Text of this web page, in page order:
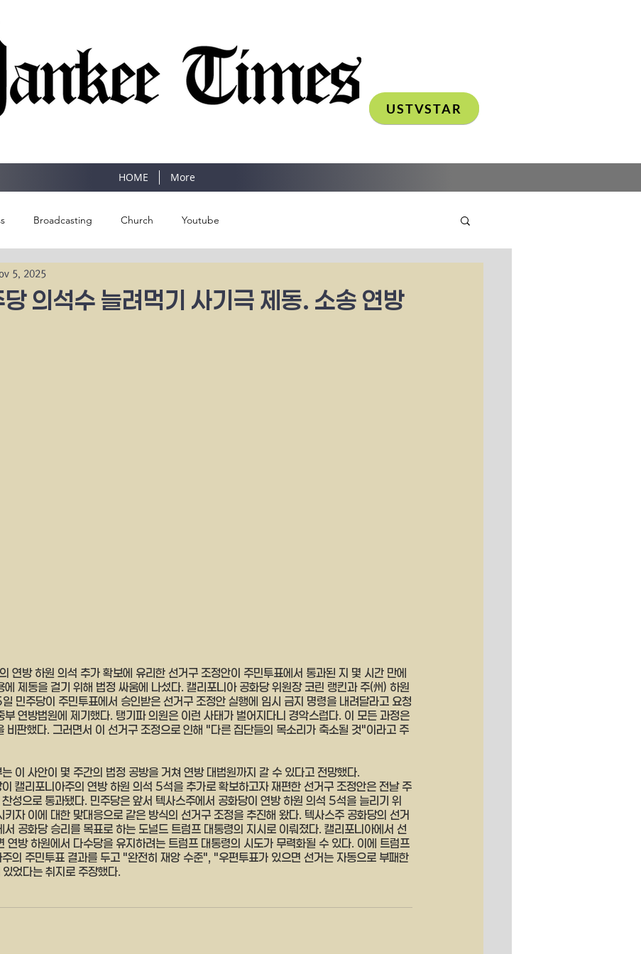
USTVSTAR
HOME More
Broadcasting Church Youtube
의석수 늘려먹기 사기극 제동. 소송 연방
5, 2025
연방 하원 의석 추가 확보에 유리한 선거구 조정안이 주민투표에서 통과된 지 몇 시간 만에
에 제동을 걸기 위해 법정 싸움에 나섰다. 캘리포니아 공화당 위원장 코린 랭킨과 주(州) 하원
민주당이 주민투표에서 승인받은 선거구 조정안 실행에 임시 금지 명령을 내려달라고 요청
부 연방법원에 제기했다. 탱기파 의원은 이런 사태가 벌어지다니 경악스럽다. 이 모든 과정은
비판했다. 그러면서 이 선거구 조정으로 인해 "다른 집단들의 목소리가 축소될 것"이라고 주
이 사안이 몇 주간의 법정 공방을 거쳐 연방 대법원까지 갈 수 있다고 전망했다.
캘리포니아주의 연방 하원 의석 5석을 추가로 확보하고자 재편한 선거구 조정안은 전날 주
성으로 통과됐다. 민주당은 앞서 텍사스주에서 공화당이 연방 하원 의석 5석을 늘리기 위
자 이에 대한 맞대응으로 같은 방식의 선거구 조정을 추진해 왔다. 텍사스주 공화당의 선거
서 공화당 승리를 목표로 하는 도널드 트럼프 대통령의 지시로 이뤄졌다. 캘리포니아에서 선
연방 하원에서 다수당을 유지하려는 트럼프 대통령의 시도가 무력화될 수 있다. 이에 트럼프
의 주민투표 결과를 두고 "완전히 재앙 수준", "우편투표가 있으면 선거는 자동으로 부패한
었다는 취지로 주장했다.